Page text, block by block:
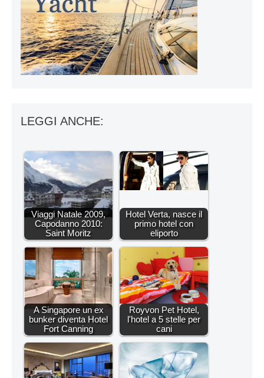
LEGGI ANCHE:
Viaggi Natale 2009,
Capodanno 2010:
Saint Moritz
Hotel Verta, nasce il
primo hotel con
eliporto
A Singapore un ex
bunker diventa Hotel
Fort Canning
Royvon Pet Hotel,
l'hotel a 5 stelle per
cani